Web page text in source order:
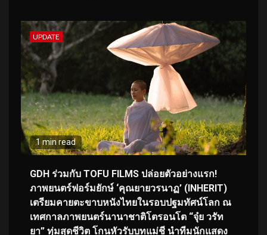
UPDATE
1 min read
GDH ร่วมกับ TOFU FILMS ปล่อยตัวอย่างแรก!
ภาพยนตร์ฟอร์มยักษ์ ‘คุณยายวรนาฏ’ (INHERIT)
เตรียมคายตะขาบหนังไทยในรอบปฐมทัศน์โลก ณ
เทศกาลภาพยนตร์นานาชาติโตรอนโต “จุ๋ย วรัท
ยา” ทุ่มสุดชีวิต โกนหัวรับบทแม่ชี นำทีมนักแสดง